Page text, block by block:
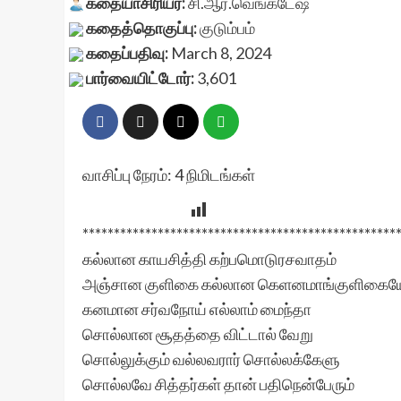
கதைத்தொகுப்பு:குடும்பம்
கதைப்பதிவு: March 8, 2024
பார்வையிட்டோர்:3,601
வாசிப்பு நேரம்:4நிமிடங்கள்
***************************************************
கல்லான காயசித்தி கற்பமொடுரசவாதம்
அஞ்சான குளிகை கல்லான
கனமான சர்வநோய் எல்லாம் மைந்தா
சொல்லான சூதத்தை விட்டால் வேறு
சொல்லுக்கும் வல்லவரார் சொல்லக்கேளு
சொல்லவே சித்தர்கள் தான் பதிநென்பேரும்